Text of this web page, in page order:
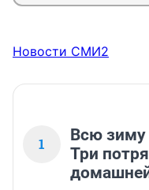
Новости СМИ2
1
Всю зиму
Три